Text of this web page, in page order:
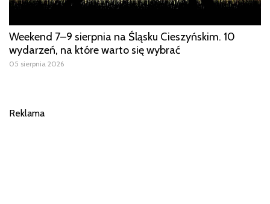
Weekend 7–9 sierpnia na Śląsku Cieszyńskim. 10
wydarzeń, na które warto się wybrać
05 sierpnia 2026
Reklama